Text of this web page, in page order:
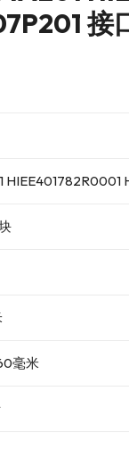
接
HIEE401782R0001
毫米